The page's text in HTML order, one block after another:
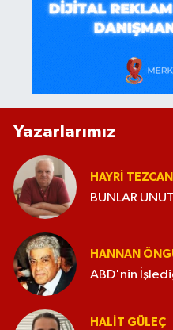
Yazarlarımız
HAYRI TEZCAN
BUNLAR
HANNAN
ABD'nin
HALIT GÜLEÇ